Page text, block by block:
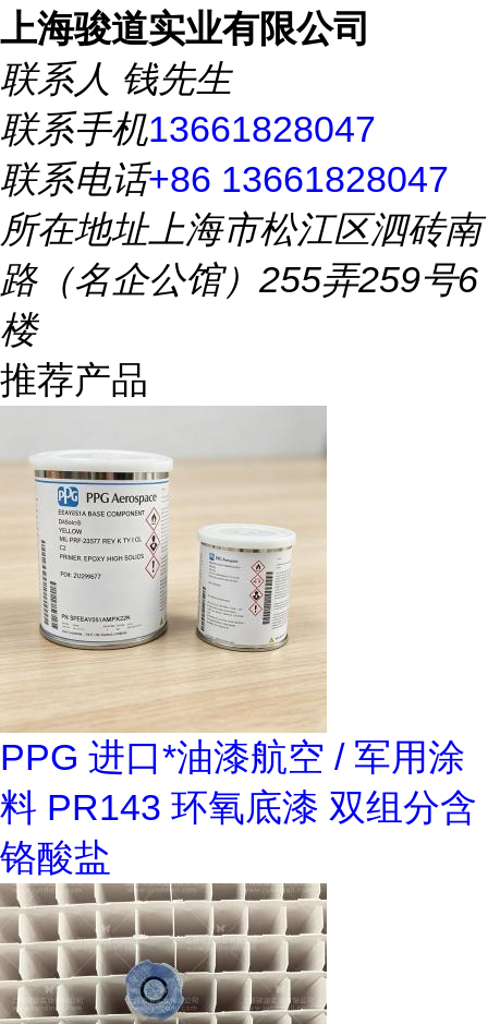
上海骏道实业有限公司
联系人 钱先生
联系手机13661828047
联系电话+86 13661828047
所在地址上海市松江区泗砖南
路（名企公馆）255弄259号6
楼
推荐产品
PPG 进口*油漆航空 / 军用涂
料 PR143 环氧底漆 双组分含
铬酸盐